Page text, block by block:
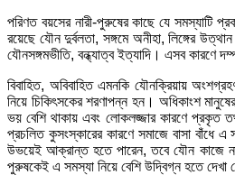
পরিণত বয়সের নারী-পুরুষের কাছে যে সমস্যাটি
রয়েছে যৌন দুর্বলতা, সঙ্গমে অনীহা, লিঙ্গের
যৌনসঙ্গমভীতি, বন্ধ্যাত্ব ইত্যাদি। এসব কারণে
বিবাহিত, অবিবাহিত এমনকি যৌনক্রিয়ায়
নিয়ে চিকিৎসকের শরণাপন্ন হন। অধিকাংশ
ভয় বেশি থাকায় এবং লোকলজ্জার কারণে প্রকৃত
প্রচলিত কুসংস্কারের কারণে সমাজে বাসা বাঁধে
উভয়েই আক্রান্ত হতে পারেন, তবে যৌন কাজে
পুরুষকেই এ সমস্যা নিয়ে বেশি উদ্বিগ্ন হতে দেখা